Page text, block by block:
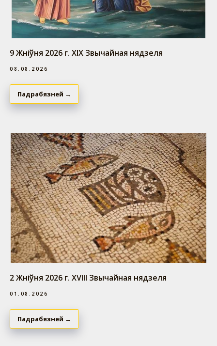
9 Жніўня 2026 г. ХIX Звычайная нядзеля
08.08.2026
Падрабязней →
2 Жніўня 2026 г. ХVІII Звычайная нядзеля
01.08.2026
Падрабязней →